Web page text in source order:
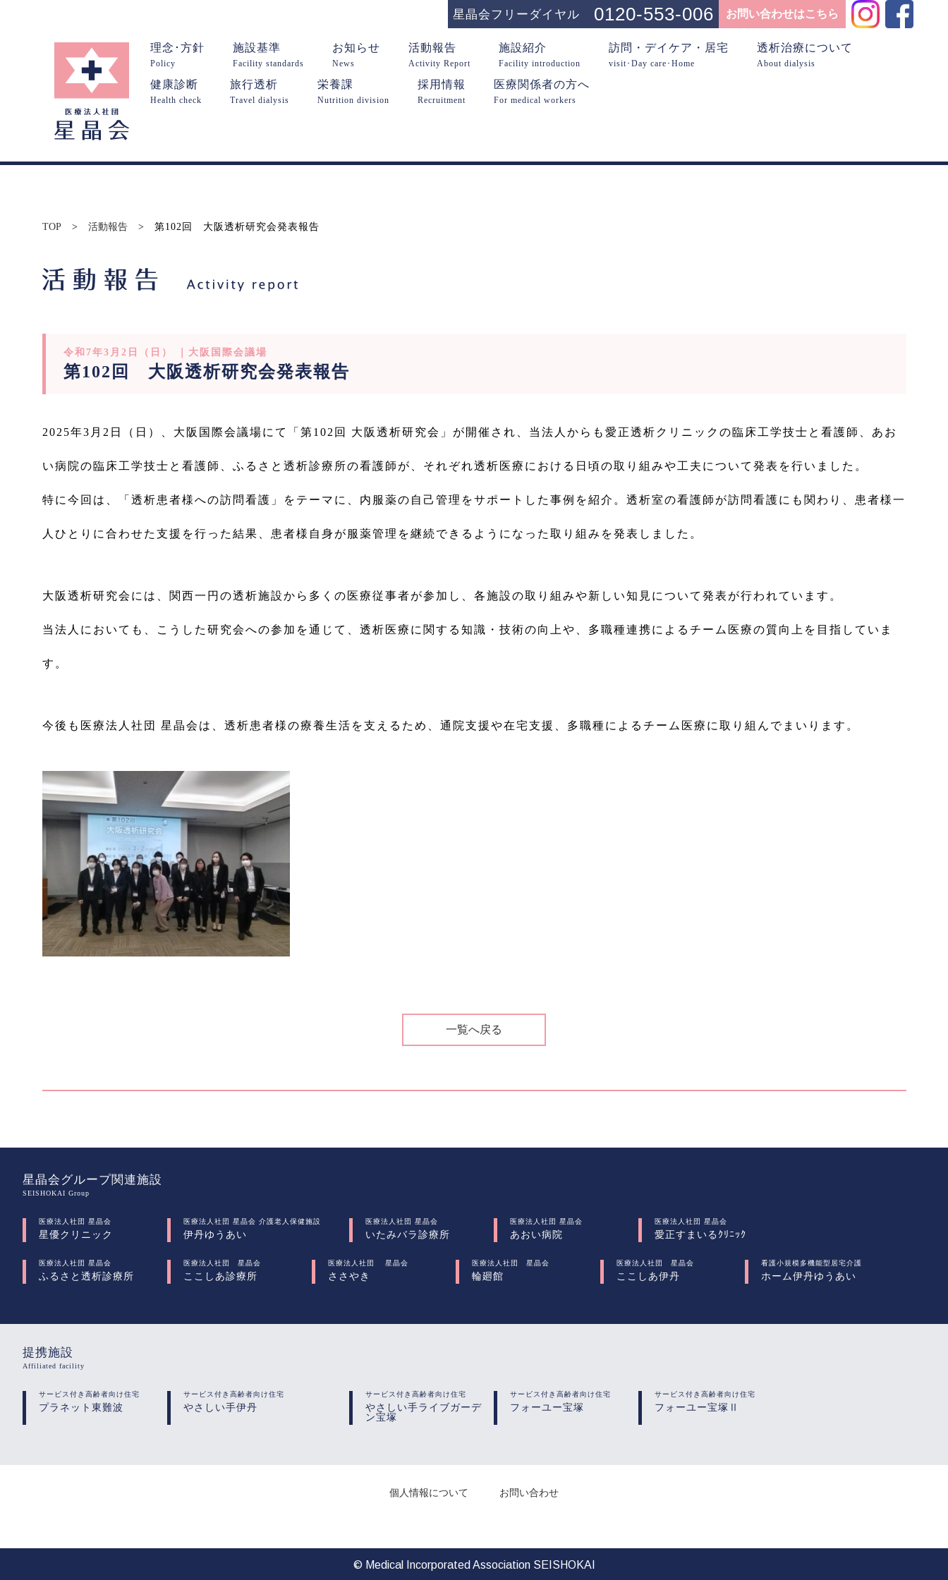
星晶会フリーダイヤル 0120-553-006 お問い合わせはこちら
理念･方針
Policy
施設基準
Facility standards
お知らせ
News
活動報告
Activity Report
施設紹介
Facility introduction
訪問・デイケア・居宅
visit･Day care･Home
透析治療について
About dialysis
健康診断
Health check
旅行透析
Travel dialysis
栄養課
Nutrition division
採用情報
Recruitment
医療関係者の方へ
For medical workers
TOP > 活動報告 > 第102回 大阪透析研究会発表報告
令和7年3月2日（日） ｜大阪国際会議場
第102回 大阪透析研究会発表報告
2025年3月2日（日）、大阪国際会議場にて「第102回 大阪透析研究会」が開催され、当法人からも愛正透析クリニックの臨床工学技士と看護師、あお
い病院の臨床工学技士と看護師、ふるさと透析診療所の看護師が、それぞれ透析医療における日頃の取り組みや工夫について発表を行いました。
特に今回は、「透析患者様への訪問看護」をテーマに、内服薬の自己管理をサポートした事例を紹介。透析室の看護師が訪問看護にも関わり、患者様一
人ひとりに合わせた支援を行った結果、患者様自身が服薬管理を継続できるようになった取り組みを発表しました。
大阪透析研究会には、関西一円の透析施設から多くの医療従事者が参加し、各施設の取り組みや新しい知見について発表が行われています。
当法人においても、こうした研究会への参加を通じて、透析医療に関する知識・技術の向上や、多職種連携によるチーム医療の質向上を目指していま
す。
今後も医療法人社団 星晶会は、透析患者様の療養生活を支えるため、通院支援や在宅支援、多職種によるチーム医療に取り組んでまいります。
一覧へ戻る
星晶会グループ関連施設
SEISHOKAI Group
医療法人社団 星晶会
星優クリニック
医療法人社団 星晶会 介護老人保健施設
伊丹ゆうあい
医療法人社団 星晶会
いたみバラ診療所
医療法人社団 星晶会
あおい病院
医療法人社団 星晶会
愛正すまいるｸﾘﾆｯｸ
医療法人社団 星晶会
ふるさと透析診療所
医療法人社団 星晶会
ここしあ診療所
医療法人社団 星晶会
ささやき
医療法人社団 星晶会
輪廻館
医療法人社団 星晶会
ここしあ伊丹
看護小規模多機能型居宅介護
ホーム伊丹ゆうあい
提携施設
Affiliated facility
サービス付き高齢者向け住宅
プラネット東難波
サービス付き高齢者向け住宅
やさしい手伊丹
サービス付き高齢者向け住宅
やさしい手ライブガーデ
ン宝塚
サービス付き高齢者向け住宅
フォーユー宝塚
サービス付き高齢者向け住宅
フォーユー宝塚Ⅱ
個人情報について お問い合わせ
© Medical Incorporated Association SEISHOKAI